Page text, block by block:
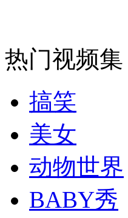
走！跟着总书记去植树
消防员救轻生者
热门视频集
搞笑
美女
动物世界
BABY秀